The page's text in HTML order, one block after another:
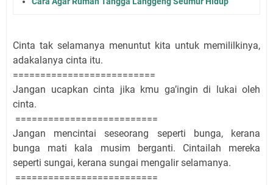
Cinta tak selamanya menuntut kita untuk memililkinya,
adakalanya cinta itu.
==========================
Jangan ucapkan cinta jika kmu ga’ingin di lukai oleh
cinta.
==========================
Jangan mencintai seseorang seperti bunga, kerana
bunga mati kala musim berganti. Cintailah mereka
seperti sungai, kerana sungai mengalir selamanya.
==========================